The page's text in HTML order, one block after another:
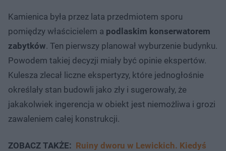
Kamienica była przez lata przedmiotem sporu
pomiędzy właścicielem a podlaskim konserwatorem
zabytków. Ten pierwszy planował wyburzenie budynku.
Powodem takiej decyzji miały być opinie ekspertów.
Kulesza zlecał liczne ekspertyzy, które jednogłośnie
określały stan budowli jako zły i sugerowały, że
jakakolwiek ingerencja w obiekt jest niemożliwa i grozi
zawaleniem całej konstrukcji.
ZOBACZ TAKŻE: Ruiny dworu w Lewickich. Kiedyś